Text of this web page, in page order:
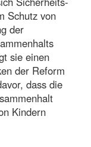
Schutz von
der
sie einen
der Reform
dass die
Kindern